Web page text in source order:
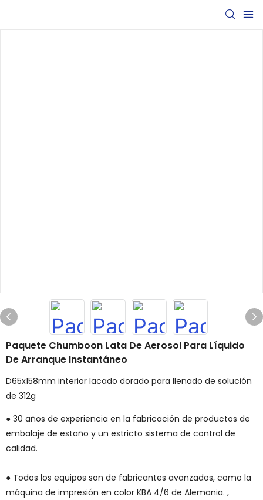
Paquete Chumboon Lata De Aerosol Para Líquido
De Arranque Instantáneo
D65x158mm interior lacado dorado para llenado de solución
de 312g
● 30 años de experiencia en la fabricación de productos de
embalaje de estaño y un estricto sistema de control de
calidad.
● Todos los equipos son de fabricantes avanzados, como la
máquina de impresión en color KBA 4/6 de Alemania. ,